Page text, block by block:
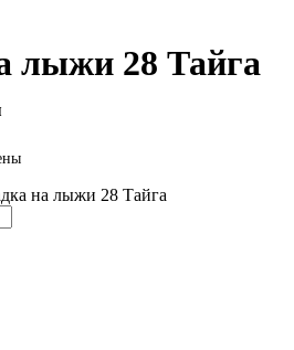
лыжи 28 Тайга
на лыжи 28 Тайга